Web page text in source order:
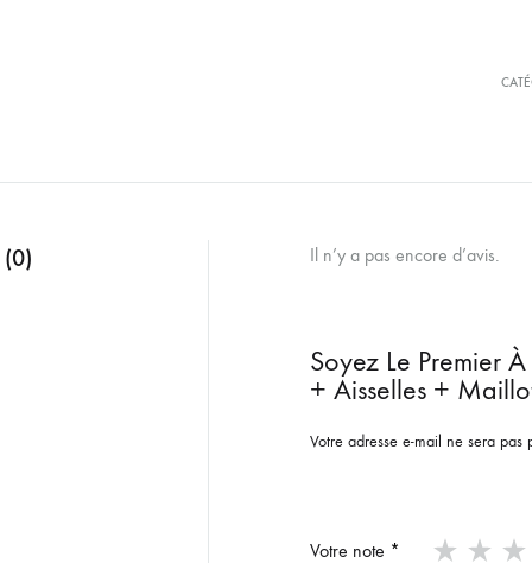
(0) Il n’y a pas encore d’avis.
Soyez Le Premier
+ Aisselles +
Votre adresse e-mail ne sera pas
Votre note *